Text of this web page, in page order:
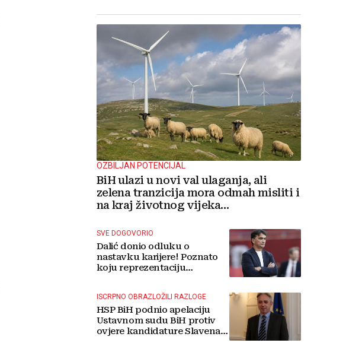
OZBILJAN POTENCIJAL
BiH ulazi u novi val ulaganja, ali
zelena tranzicija mora odmah misliti i
na kraj životnog vijeka
SVE DOGOVORIO
Dalić donio odluku o
nastavku karijere! Poznato
koju reprezentaciju
ISCRPNO OBRAZLOŽILI RAZLOGE
HSP BiH podnio apelaciju
Ustavnom sudu BiH protiv
ovjere kandidature Slavena